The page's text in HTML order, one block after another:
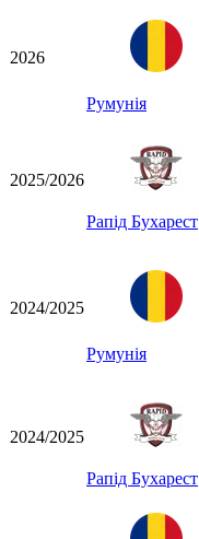
2026
Румунія
2025/2026
Рапід Бухарест
2024/2025
Румунія
2024/2025
Рапід Бухарест